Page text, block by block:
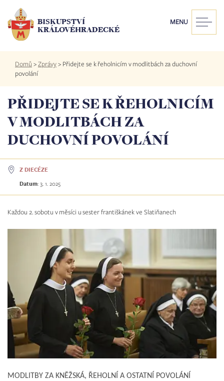
hlavnímu
obsahu
BISKUPSTVÍ
KRÁLOVÉHRADECKÉ
MENU
Drobečková
navigace
Domů >Zprávy> Přidejte se k řeholnicím v modlitbách za duchovní
povolání
PŘIDEJTE SE K ŘEHOLNICÍM
V MODLITBÁCH ZA
DUCHOVNÍ POVOLÁNÍ
Z DIECÉZE
Datum: 3. 1. 2025
Každou 2. sobotu v měsíci u sester františkánek ve Slatiňanech
MODLITBY ZA KNĚŽSKÁ, ŘEHOLNÍ A OSTATNÍ POVOLÁNÍ